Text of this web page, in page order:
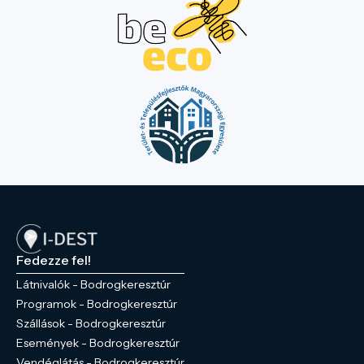
Fedezze fel!
Látnivalók - Bodrogkeresztúr
Programok - Bodrogkeresztúr
Szállások - Bodrogkeresztúr
Események - Bodrogkeresztúr